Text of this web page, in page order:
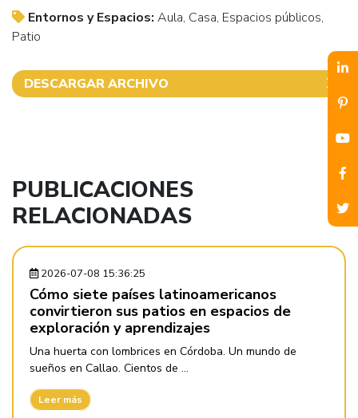
Entornos y Espacios: Aula, Casa, Espacios públicos,
Patio
DESCARGAR ARCHIVO
PUBLICACIONES
RELACIONADAS
2026-07-08 15:36:25
Cómo siete países latinoamericanos
convirtieron sus patios en espacios de
exploración y aprendizajes
Una huerta con lombrices en Córdoba. Un mundo de
sueños en Callao. Cientos de ...
Leer más